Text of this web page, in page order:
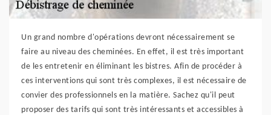
Un grand nombre d'opérations devront nécessairement se
faire au niveau des cheminées. En effet, il est très important
de les entretenir en éliminant les bistres. Afin de procéder à
ces interventions qui sont très complexes, il est nécessaire de
convier des professionnels en la matière. Sachez qu'il peut
proposer des tarifs qui sont très intéressants et accessibles à